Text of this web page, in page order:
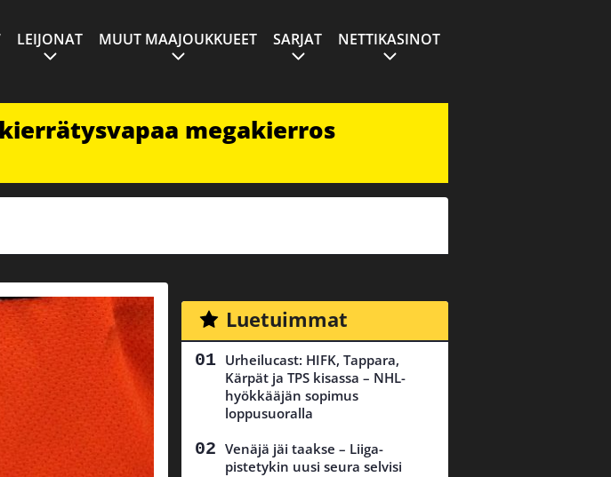
LEIJONAT MUUT MAAJOUKKUEET SARJAT NETTIKASINOT
megakierros
Luetuimmat
Urheilucast: HIFK, Tappara,
Kärpät ja TPS kisassa – NHL-
hyökkääjän sopimus
loppusuoralla
Venäjä jäi taakse – Liiga-
pistetykin uusi seura selvisi